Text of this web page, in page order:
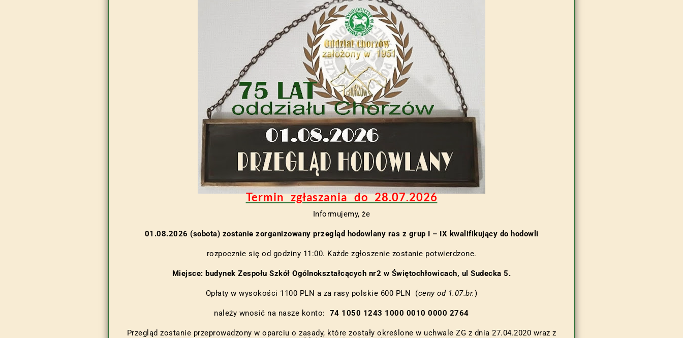
Termin zgłaszania do 28.07.2026
Informujemy, że
01.08.2026 (sobota) zostanie zorganizowany przegląd hodowlany ras z grup I – IX kwalifikujący do hodowli
rozpocznie się od godziny 11:00. Każde zgłoszenie zostanie potwierdzone.
Miejsce: budynek Zespołu Szkół Ogólnokształcących nr2 w Świętochłowicach, ul Sudecka 5.
Opłaty w wysokości 1100 PLN a za rasy polskie 600 PLN (ceny od 1.07.br.)
należy wnosić na nasze konto: 74 1050 1243 1000 0010 0000 2764
Przegląd zostanie przeprowadzony w oparciu o zasady, które zostały określone w uchwale ZG z dnia 27.04.2020 wraz z